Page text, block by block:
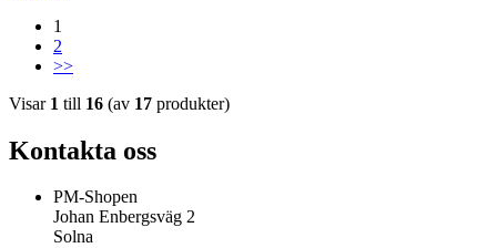
1
2
>>
Visar 1 till 16 (av 17 produkter)
Kontakta oss
PM-Shopen
Johan Enbergsväg 2
Solna